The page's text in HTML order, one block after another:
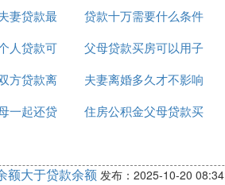
款
积金贷款么
妻贷款最
度
贷款十万需要什么条件
个人向银行
人贷款可
少年
父母贷款买房可以用子
女的公积金还款吗
方贷款离
办
夫妻离婚多久才不影响
征信公积金贷款
一起还贷
住房公积金父母贷款买
额大于贷款余额 发布：2025-10-20